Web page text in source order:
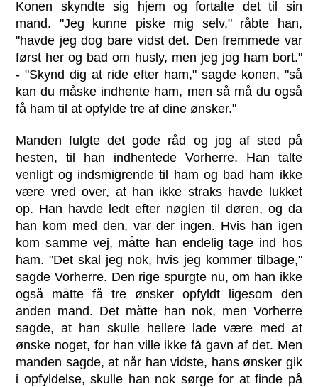
Konen skyndte sig hjem og fortalte det til sin
mand. "Jeg kunne piske mig selv," råbte han,
"havde jeg dog bare vidst det. Den fremmede var
først her og bad om husly, men jeg jog ham bort."
- "Skynd dig at ride efter ham," sagde konen, "så
kan du måske indhente ham, men så må du også
få ham til at opfylde tre af dine ønsker."
Manden fulgte det gode råd og jog af sted på
hesten, til han indhentede Vorherre. Han talte
venligt og indsmigrende til ham og bad ham ikke
være vred over, at han ikke straks havde lukket
op. Han havde ledt efter nøglen til døren, og da
han kom med den, var der ingen. Hvis han igen
kom samme vej, måtte han endelig tage ind hos
ham. "Det skal jeg nok, hvis jeg kommer tilbage,"
sagde Vorherre. Den rige spurgte nu, om han ikke
også måtte få tre ønsker opfyldt ligesom den
anden mand. Det måtte han nok, men Vorherre
sagde, at han skulle hellere lade være med at
ønske noget, for han ville ikke få gavn af det. Men
manden sagde, at når han vidste, hans ønsker gik
i opfyldelse, skulle han nok sørge for at finde på